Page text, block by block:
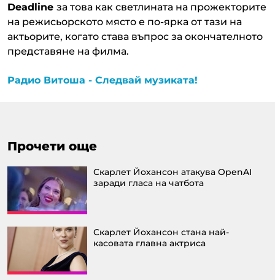
Deadline за това как светлината на прожекторите
на режисьорското място е по-ярка от тази на
актьорите, когато става въпрос за окончателното
представяне на филма.
Радио Витоша - Следвай музиката!
Прочети още
Скарлет Йохансон атакува OpenAI
заради гласа на чатбота
Скарлет Йохансон стана най-
касовата главна актриса